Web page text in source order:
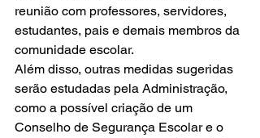
reunião com professores, servidores,
estudantes, pais e demais membros da
comunidade escolar.
Além disso, outras medidas sugeridas
serão estudadas pela Administração,
como a possível criação de um
Conselho de Segurança Escolar e o